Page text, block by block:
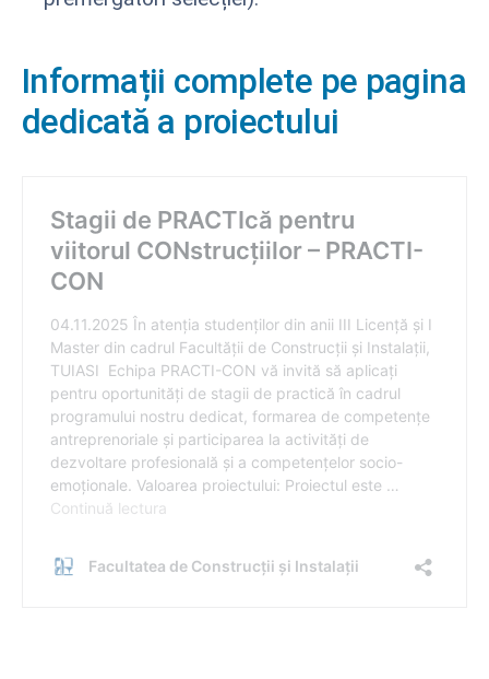
Informații complete pe pagina
dedicată a proiectului